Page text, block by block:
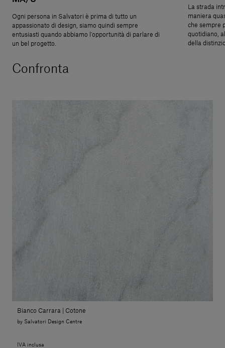
Ogni persona in Salvatori è prima di tutto un
appassionato di design, siamo quindi sempre
entusiasti quando abbiamo l’opportunità di parlare di
un bel progetto.​
La strada
maniera
che sempre
quotidiano,
della
Confronta
Bianco Carrara | Cotone
by Salvatori Design Centre
IVA inclusa